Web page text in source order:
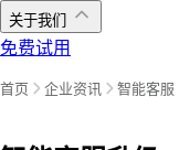
关于我们
免费试用
首页 企业资讯 智能客服